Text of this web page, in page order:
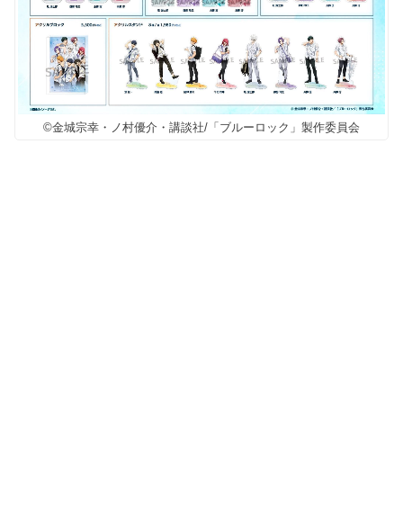
©金城宗幸・ノ村優介・講談社/「ブルーロック」製作委員会